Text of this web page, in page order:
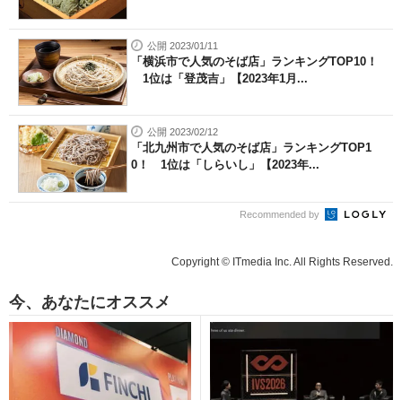
公開 2023/01/11
「横浜市で人気のそば店」ランキングTOP10！
1位は「登茂吉」【2023年1月...
公開 2023/02/12
「北九州市で人気のそば店」ランキングTOP1
0！ 1位は「しらいし」【2023年...
Recommended by
Copyright © ITmedia Inc. All Rights Reserved.
今、あなたにオススメ